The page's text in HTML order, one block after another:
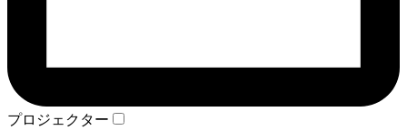
プロジェクター